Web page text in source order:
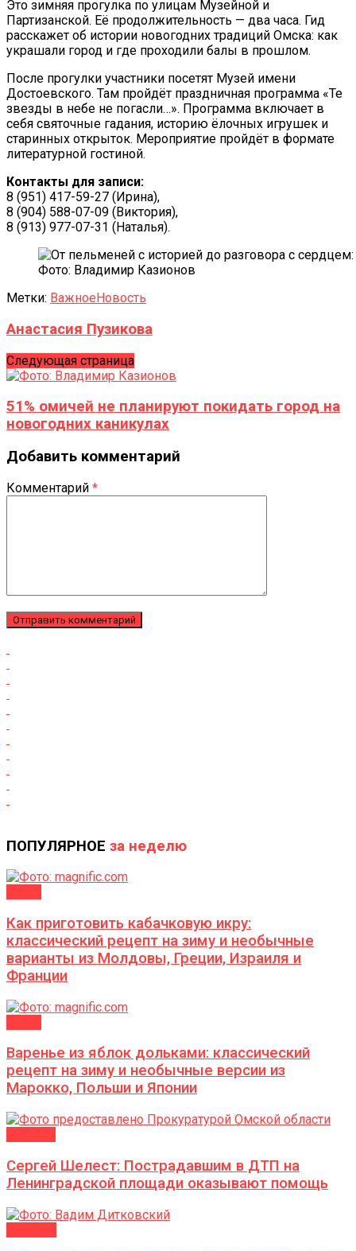
Это зимняя прогулка по улицам Музейной и
Партизанской. Её продолжительность — два часа. Гид
расскажет об истории новогодних традиций Омска: как
украшали город и где проходили балы в прошлом.
После прогулки участники посетят Музей имени
Достоевского. Там пройдёт праздничная программа «Те
звезды в небе не погасли…». Программа включает в
себя святочные гадания, историю ёлочных игрушек и
старинных открыток. Мероприятие пройдёт в формате
литературной гостиной.
Контакты для записи:
8 (951) 417-59-27 (Ирина),
8 (904) 588-07-09 (Виктория),
8 (913) 977-07-31 (Наталья).
Фото: Владимир Казионов
Метки: Важное Новость
Анастасия Пузикова
Следующая страница
51% омичей не планируют покидать город на
новогодних каникулах
Добавить комментарий
Комментарий *
ПОПУЛЯРНОЕ за неделю
Как приготовить кабачковую икру:
классический рецепт на зиму и необычные
варианты из Молдовы, Греции, Израиля и
Франции
Варенье из яблок дольками: классический
рецепт на зиму и необычные версии из
Марокко, Польши и Японии
Сергей Шелест: Пострадавшим в ДТП на
Ленинградской площади оказывают помощь